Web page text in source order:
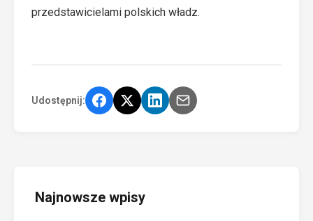
przedstawicielami polskich władz.
Udostępnij:
Najnowsze wpisy